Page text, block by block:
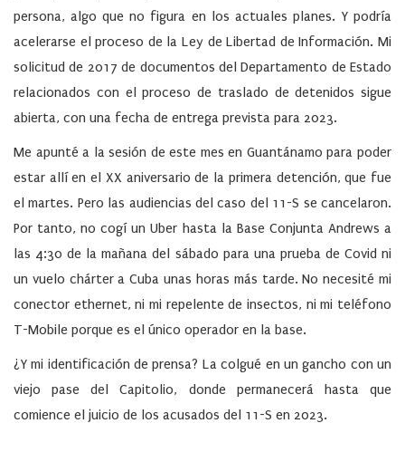
persona, algo que no figura en los actuales planes. Y podría
acelerarse el proceso de la Ley de Libertad de Información. Mi
solicitud de 2017 de documentos del Departamento de Estado
relacionados con el proceso de traslado de detenidos sigue
abierta, con una fecha de entrega prevista para 2023.
Me apunté a la sesión de este mes en Guantánamo para poder
estar allí en el XX aniversario de la primera detención, que fue
el martes. Pero las audiencias del caso del 11-S se cancelaron.
Por tanto, no cogí un Uber hasta la Base Conjunta Andrews a
las 4:30 de la mañana del sábado para una prueba de Covid ni
un vuelo chárter a Cuba unas horas más tarde. No necesité mi
conector ethernet, ni mi repelente de insectos, ni mi teléfono
T-Mobile porque es el único operador en la base.
¿Y mi identificación de prensa? La colgué en un gancho con un
viejo pase del Capitolio, donde permanecerá hasta que
comience el juicio de los acusados del 11-S en 2023.